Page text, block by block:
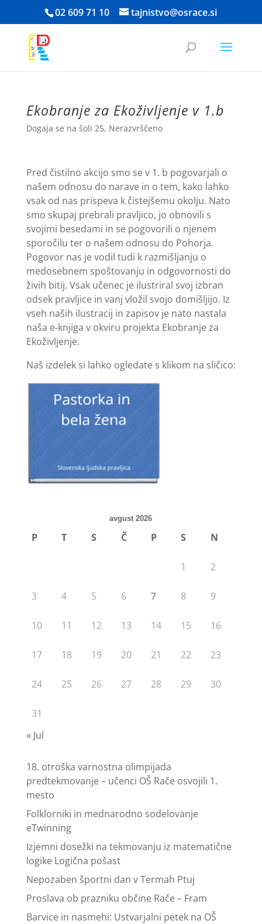
02 609 71 10 tajnistvo@osrace.si
Ekobranje za Ekoživljenje v 1.b
Dogaja se na šoli 25, Nerazvrščeno
Pred čistilno akcijo smo se v 1. b pogovarjali o
našem odnosu do narave in o tem, kako lahko
vsak od nas prispeva k čistejšemu okolju. Nato
smo skupaj prebrali pravljico, jo obnovili s
svojimi besedami in se pogovorili o njenem
sporočilu ter o našem odnosu do Pohorja.
Pogovor nas je vodil tudi k razmišljanju o
medosebnem spoštovanju in odgovornosti do
živih bitij. Vsak učenec je ilustriral svoj izbran
odsek pravljice in vanj vložil svojo domišljijo. Iz
vseh naših ilustracij in zapisov je nato nastala
naša e‑knjiga v okviru projekta Ekobranje za
Ekoživljenje.
Naš izdelek si lahko ogledate s klikom na sličico:
avgust 2026
P T S Č P S N
1 2
3 4 5 6 7 8 9
10 11 12 13 14 15 16
17 18 19 20 21 22 23
24 25 26 27 28 29 30
31
« Jul
18. otroška varnostna olimpijada
predtekmovanje – učenci OŠ Rače osvojili 1.
mesto
Folklorniki in mednarodno sodelovanje
eTwinning
Izjemni dosežki na tekmovanju iz matematične
logike Logična pošast
Nepozaben športni dan v Termah Ptuj
Proslava ob prazniku občine Rače – Fram
Barvice in nasmehi: Ustvarjalni petek na OŠ